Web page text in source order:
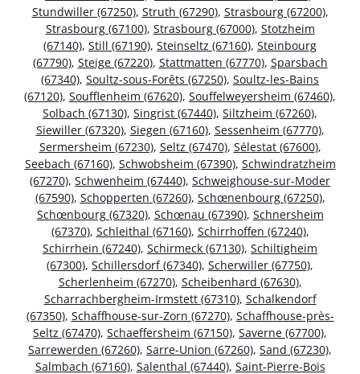
Stundwiller (67250), Struth (67290), Strasbourg (67200),
Strasbourg (67100), Strasbourg (67000), Stotzheim
(67140), Still (67190), Steinseltz (67160), Steinbourg
(67790), Steige (67220), Stattmatten (67770), Sparsbach
(67340), Soultz-sous-Forêts (67250), Soultz-les-Bains
(67120), Soufflenheim (67620), Souffelweyersheim (67460),
Solbach (67130), Singrist (67440), Siltzheim (67260),
Siewiller (67320), Siegen (67160), Sessenheim (67770),
Sermersheim (67230), Seltz (67470), Sélestat (67600),
Seebach (67160), Schwobsheim (67390), Schwindratzheim
(67270), Schwenheim (67440), Schweighouse-sur-Moder
(67590), Schopperten (67260), Schœnenbourg (67250),
Schœnbourg (67320), Schœnau (67390), Schnersheim
(67370), Schleithal (67160), Schirrhoffen (67240),
Schirrhein (67240), Schirmeck (67130), Schiltigheim
(67300), Schillersdorf (67340), Scherwiller (67750),
Scherlenheim (67270), Scheibenhard (67630),
Scharrachbergheim-Irmstett (67310), Schalkendorf
(67350), Schaffhouse-sur-Zorn (67270), Schaffhouse-près-
Seltz (67470), Schaeffersheim (67150), Saverne (67700),
Sarrewerden (67260), Sarre-Union (67260), Sand (67230),
Salmbach (67160), Salenthal (67440), Saint-Pierre-Bois